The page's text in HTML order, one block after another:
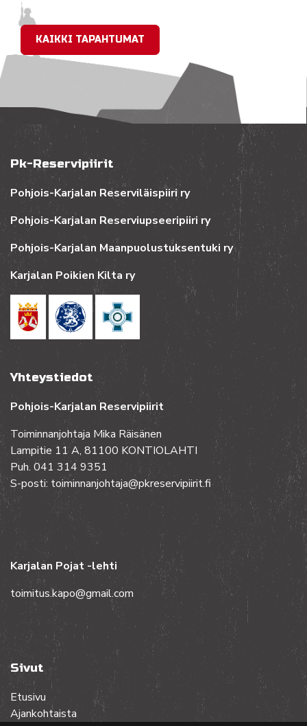
KAIKKI TAPAHTUMAT
Pk-Reservipiirit
Pohjois-Karjalan Reserviläispiiri ry
Pohjois-Karjalan Reserviupseeripiiri ry
Pohjois-Karjalan Maanpuolustuksentuki ry
Karjalan Poikien Kilta ry
Yhteystiedot
Pohjois-Karjalan Reservipiirit
Toiminnanjohtaja Mika Räisänen
Lampitie 11 A, 81100 KONTIOLAHTI
Puh. 041 314 9351
S-posti: toiminnanjohtaja@pkreservipiirit.fi
Karjalan Pojat -lehti
toimitus.kapo@gmail.com
Sivut
Etusivu
Ajankohtaista